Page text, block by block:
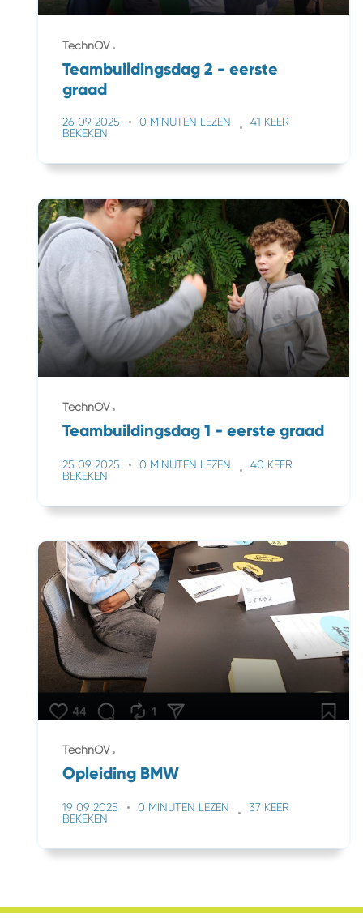
TechnOV
Teambuildingsdag 2 - eerste
graad
26 09 2025 0 MINUTEN LEZEN
41 KEER
BEKEKEN
TechnOV
Teambuildingsdag 1 - eerste graad
25 09 2025 0 MINUTEN LEZEN
40 KEER
BEKEKEN
TechnOV
Opleiding BMW
19 09 2025 0 MINUTEN LEZEN
37 KEER
BEKEKEN